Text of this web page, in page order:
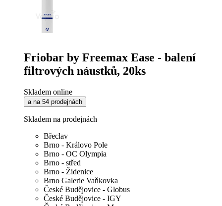
Friobar by Freemax Ease - balení
filtrových náustků, 20ks
Skladem online
a na 54 prodejnách
Skladem na prodejnách
Břeclav
Brno - Královo Pole
Brno - OC Olympia
Brno - střed
Brno - Židenice
Brno Galerie Vaňkovka
České Budějovice - Globus
České Budějovice - IGY